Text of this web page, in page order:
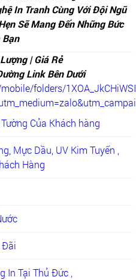
In Tranh Cùng Với Đội Ngũ
Sẽ Mang Đến Những Bức
| Giá Rẻ
Link Bên Dưới
folders/
Của Khách hàng
Mực Dầu, UV Kim Tuyến ,
Hàng
Đãi
In Tại Thủ Đức ,